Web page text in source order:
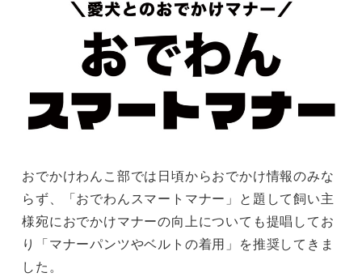
おでかけわんこ部では日頃からおでかけ情報のみな
らず、「おでわんスマートマナー」と題して飼い主
様宛におでかけマナーの向上についても提唱してお
り「マナーパンツやベルトの着用」を推奨してきま
した。